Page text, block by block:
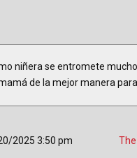
niñera se entromete
de la mejor manera
2025 3:50 pm